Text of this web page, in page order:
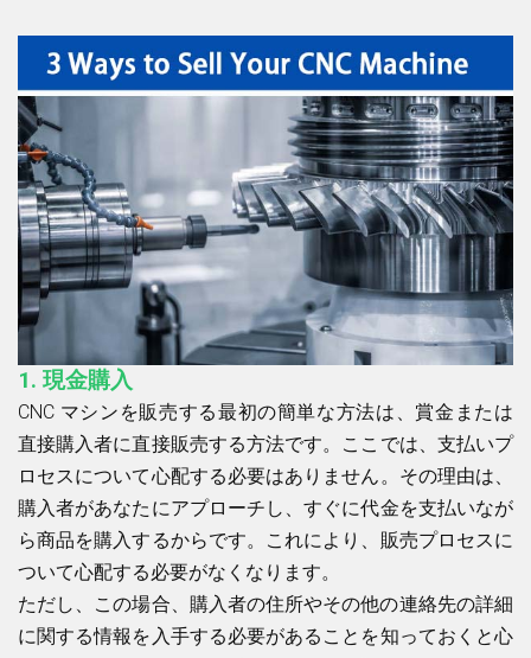
1. 現金購入
CNC マシンを販売する最初の簡単な方法は、賞金または
直接購入者に直接販売する方法です。ここでは、支払いプ
ロセスについて心配する必要はありません。その理由は、
購入者があなたにアプローチし、すぐに代金を支払いなが
ら商品を購入するからです。これにより、販売プロセスに
ついて心配する必要がなくなります。
ただし、この場合、購入者の住所やその他の連絡先の詳細
に関する情報を入手する必要があることを知っておくと心